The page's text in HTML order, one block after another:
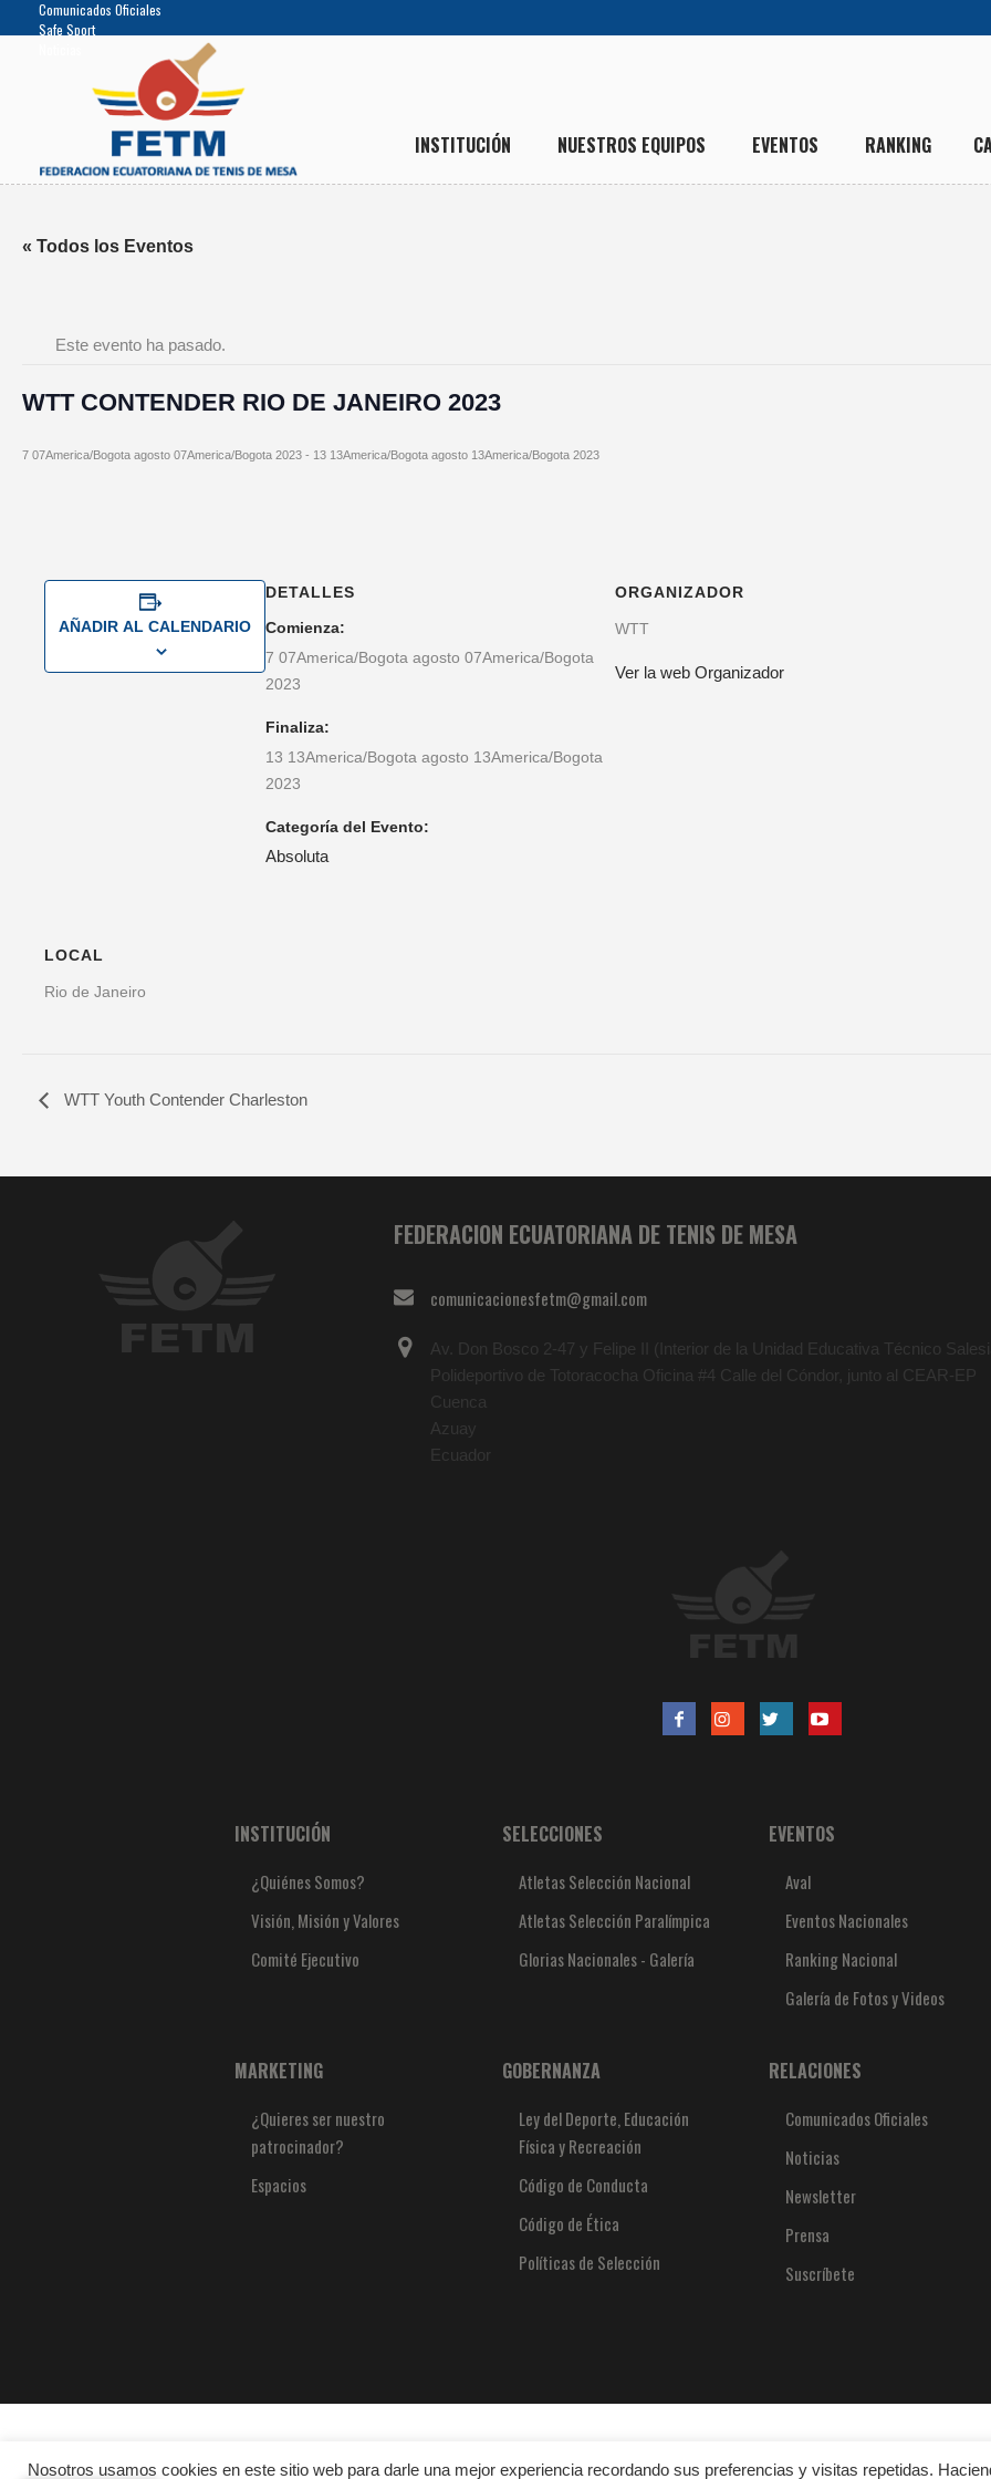
Comunicados Oficiales
Safe Sport
INSTITUCIÓN NUESTROS EQUIPOS EVENTOS RANKING
« Todos los Eventos
Este evento ha pasado.
WTT CONTENDER RIO DE JANEIRO 2023
7 07America/Bogota agosto 07America/Bogota 2023 - 13 13America/Bogota agosto 13America/Bogota 2023
AÑADIR AL CALENDARIO
DETALLES
Comienza:
7 07America/Bogota agosto 07America/Bogota
2023
Finaliza:
13 13America/Bogota agosto 13America/Bogota
2023
Categoría del Evento:
Absoluta
ORGANIZADOR
WTT
Ver la web Organizador
LOCAL
Rio de Janeiro
WTT Youth Contender Charleston
FEDERACION ECUATORIANA DE TENIS DE MESA
comunicacionesfetm@gmail.com
Av. Don Bosco 2-47 y Felipe II (Interior de la Unidad Educativa Técnico
Polideportivo de Totoracocha Oficina #4 Calle del Cóndor, junto al CEAR-EP
Cuenca
Azuay
Ecuador
INSTITUCIÓN
¿Quiénes Somos?
Visión, Misión y Valores
Comité Ejecutivo
SELECCIONES
Atletas Selección Nacional
Atletas Selección Paralímpica
Glorias Nacionales - Galería
EVENTOS
Aval
Eventos Nacionales
Ranking Nacional
Galería de Fotos y Videos
MARKETING
¿Quieres ser nuestro
patrocinador?
Espacios
GOBERNANZA
Ley del Deporte, Educación
Física y Recreación
Código de Conducta
Código de Ética
Políticas de Selección
RELACIONES
Comunicados Oficiales
Noticias
Newsletter
Prensa
Suscríbete
Nosotros usamos cookies en este sitio web para darle una mejor experiencia recordando sus preferencias y visitas repetidas.